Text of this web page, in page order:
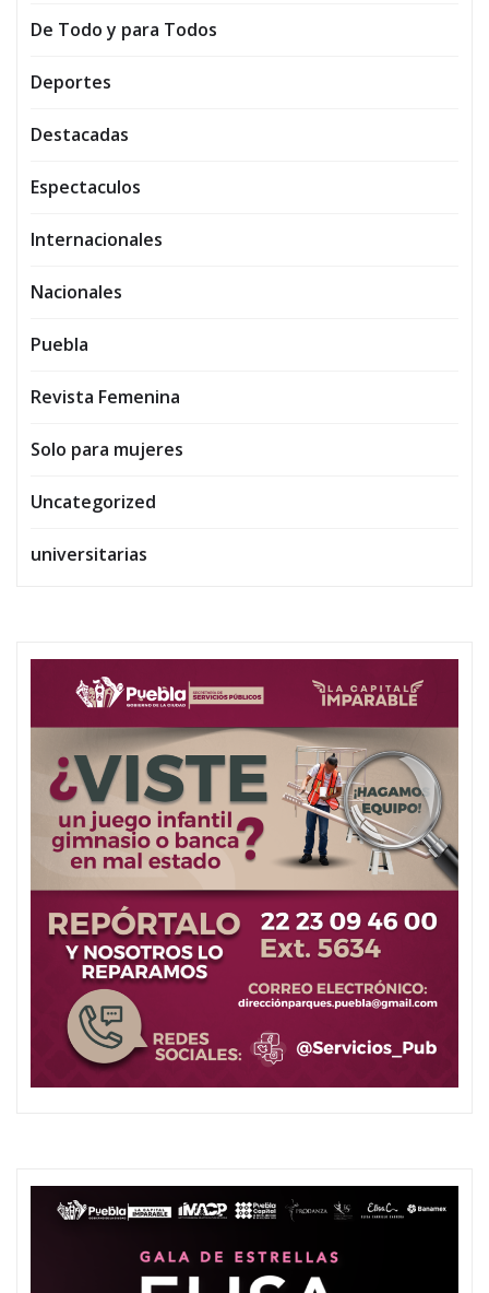
De Todo y para Todos
Deportes
Destacadas
Espectaculos
Internacionales
Nacionales
Puebla
Revista Femenina
Solo para mujeres
Uncategorized
universitarias